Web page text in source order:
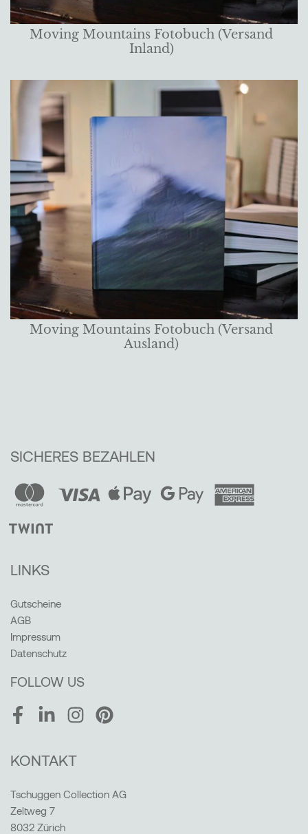
Moving Mountains Fotobuch (Versand
Inland)
Moving Mountains Fotobuch (Versand
Ausland)
SICHERES BEZAHLEN
LINKS
Gutscheine
AGB
Impressum
Datenschutz
FOLLOW US
FacebookLinkedInInstagramPinterest
KONTAKT
Tschuggen Collection AG
Zeltweg 7
8032 Zürich